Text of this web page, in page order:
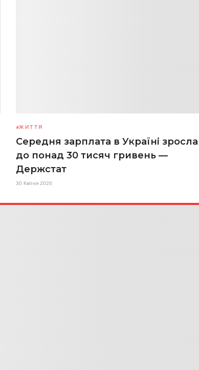
ЖИТТЯ
Середня зарплата в Україні зросла
до понад 30 тисяч гривень —
Держстат
30 Квітня 2026